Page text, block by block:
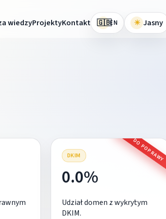
wiedzyProjektyKontakt 🇬🇧EN ☀ Jasny
DKIM DO POPRAWY
0.0%
Udział domen z wykrytym
DKIM.